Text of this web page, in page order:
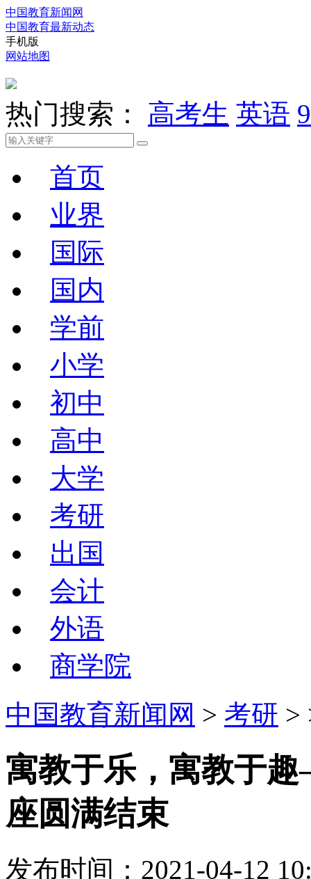
中国教育新闻网
中国教育最新动态
手机版
网站地图
热门搜索： 高考生 英语
首页
业界
国际
国内
学前
小学
初中
高中
大学
考研
出国
会计
外语
商学院
中国教育新闻网 > 考研 >
寓教于乐，寓教于
座圆满结束
发布时间：2021-04-12